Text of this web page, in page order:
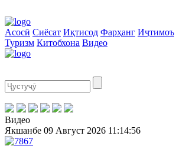
Асосӣ Сиёсат Иқтисод Фарҳанг Иҷтимоъ
Туризм Китобхона Видео
Видео
Якшанбе 09 Август 2026 11:14:56